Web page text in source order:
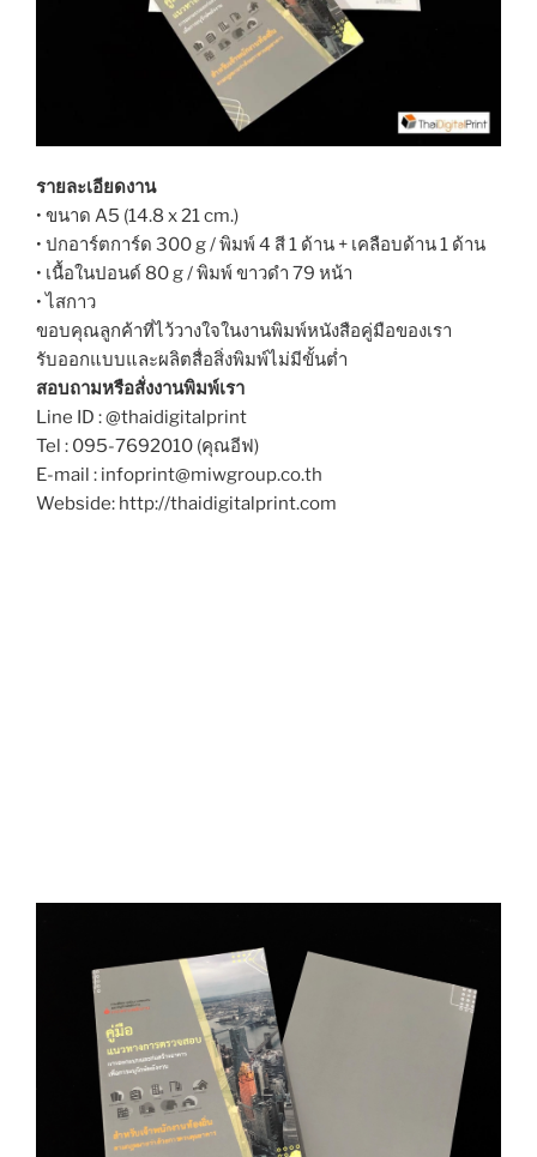
รายละเอียดงาน
• ขนาด A5 (14.8 x 21 cm.)
• ปกอาร์ตการ์ด 300 g / พิมพ์ 4 สี 1 ด้าน + เคลือบด้าน 1 ด้าน
• เนื้อในปอนด์ 80 g / พิมพ์ ขาวดำ 79 หน้า
• ไสกาว
ขอบคุณลูกค้าที่ไว้วางใจในงานพิมพ์หนังสือคู่มือของเรา
รับออกแบบและผลิตสื่อสิ่งพิมพ์ไม่มีขั้นต่ำ
สอบถามหรือสั่งงานพิมพ์เรา
Line ID : @thaidigitalprint
Tel : 095-7692010 (คุณอีฟ)
E-mail : infoprint@miwgroup.co.th
Webside: http://thaidigitalprint.com